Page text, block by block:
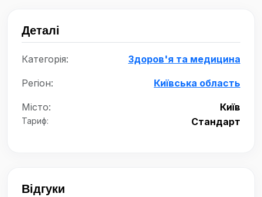
Деталі
Категорія: Здоров'я та медицина
Регіон: Київська область
Місто: Київ
Тариф: Стандарт
Відгуки